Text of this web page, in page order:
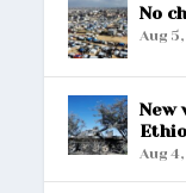
No
Aug
New
Aug